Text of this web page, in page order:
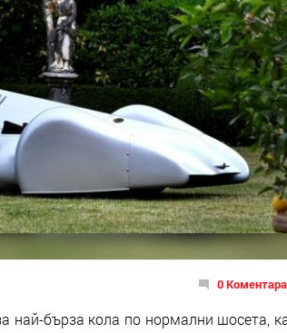
0 Коментара
най-бърза кола по нормални шосета,